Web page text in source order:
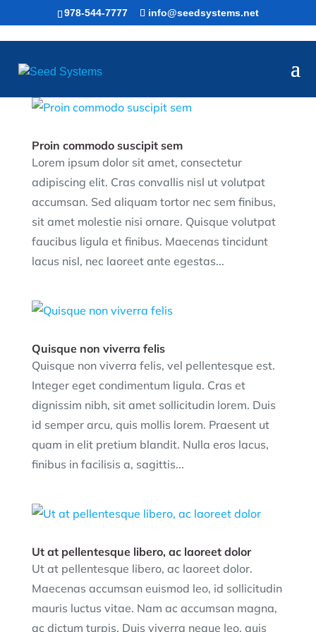
978-544-7777 info@seedsystems.net
Proin commodo suscipit sem
Lorem ipsum dolor sit amet, consectetur
adipiscing elit. Cras convallis nisl ut volutpat
accumsan. Sed aliquam tortor nec sem finibus,
sit amet molestie nisi ornare. Quisque volutpat
faucibus ligula et finibus. Maecenas tincidunt
lacus nisl, nec laoreet ante egestas...
Quisque non viverra felis
Quisque non viverra felis, vel pellentesque est.
Integer eget condimentum ligula. Cras et
dignissim nibh, sit amet sollicitudin lorem. Duis
id semper arcu, quis mollis lorem. Praesent ut
quam in elit pretium blandit. Nulla eros lacus,
finibus in facilisis a, sagittis...
Ut at pellentesque libero, ac laoreet dolor
Ut at pellentesque libero, ac laoreet dolor.
Maecenas accumsan euismod leo, id sollicitudin
mauris luctus vitae. Nam ac accumsan magna,
ac dictum turpis. Duis viverra neque leo, quis